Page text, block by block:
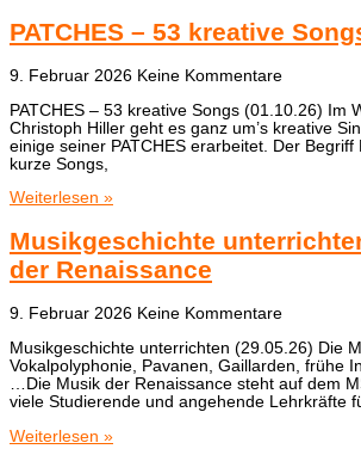
PATCHES – 53 kreative
9. Februar 2026 Keine Kommentare
PATCHES – 53 kreative Songs (01.10.26) Im
Christoph Hiller geht es ganz um’s kreative
einige seiner PATCHES erarbeitet. Der Begriff
kurze Songs,
Weiterlesen »
Musikgeschichte
der Renaissance
9. Februar 2026 Keine Kommentare
Musikgeschichte unterrichten (29.05.26) Die
Vokalpolyphonie, Pavanen, Gaillarden, frühe
…Die Musik der Renaissance steht auf dem
viele Studierende und angehende Lehrkräfte
Weiterlesen »